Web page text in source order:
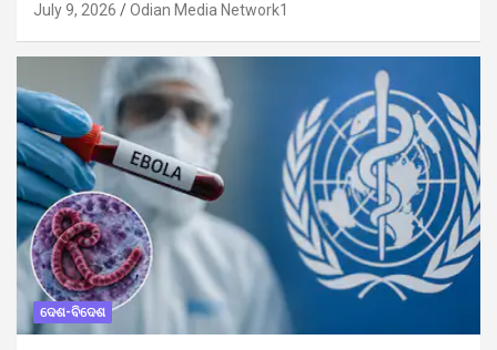
July 9, 2026 Odian Media Network1
ଦେଶ-ବିଦେଶ